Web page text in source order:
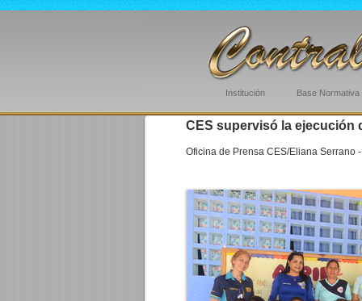
Institución Base Normativa
CES supervisó la ejecución
Oficina de Prensa CES/Eliana Serrano